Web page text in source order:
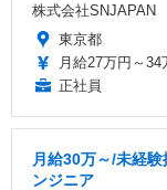
株式会社SNJAPAN
東京都
月給27万円～34
正社員
月給30万～/未経
ンジニア